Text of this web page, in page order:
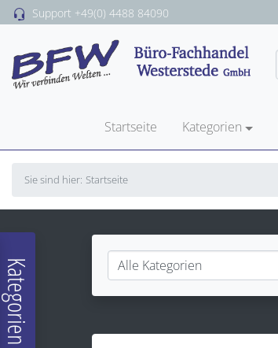
Support +49(0) 4488 84090
Startseite Kategorien
Sie sind hier: Startseite
Kategorien